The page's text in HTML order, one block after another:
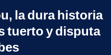
la dura historia
tuerto y disputa